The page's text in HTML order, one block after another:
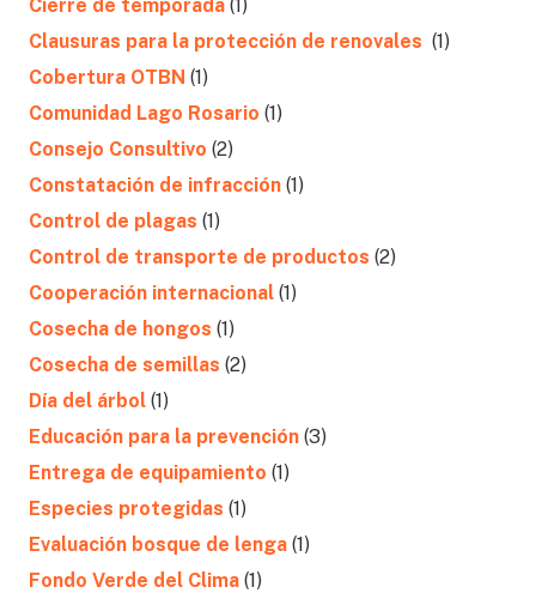
Cierre de temporada (1)
Clausuras para la protección de renovales (1)
Cobertura OTBN (1)
Comunidad Lago Rosario (1)
Consejo Consultivo (2)
Constatación de infracción (1)
Control de plagas (1)
Control de transporte de productos (2)
Cooperación internacional (1)
Cosecha de hongos (1)
Cosecha de semillas (2)
Día del árbol (1)
Educación para la prevención (3)
Entrega de equipamiento (1)
Especies protegidas (1)
Evaluación bosque de lenga (1)
Fondo Verde del Clima (1)